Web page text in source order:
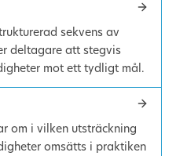
sekvens av
deltagare att stegvis
mot ett tydligt mål.
om i vilken utsträckning
omsätts i praktiken